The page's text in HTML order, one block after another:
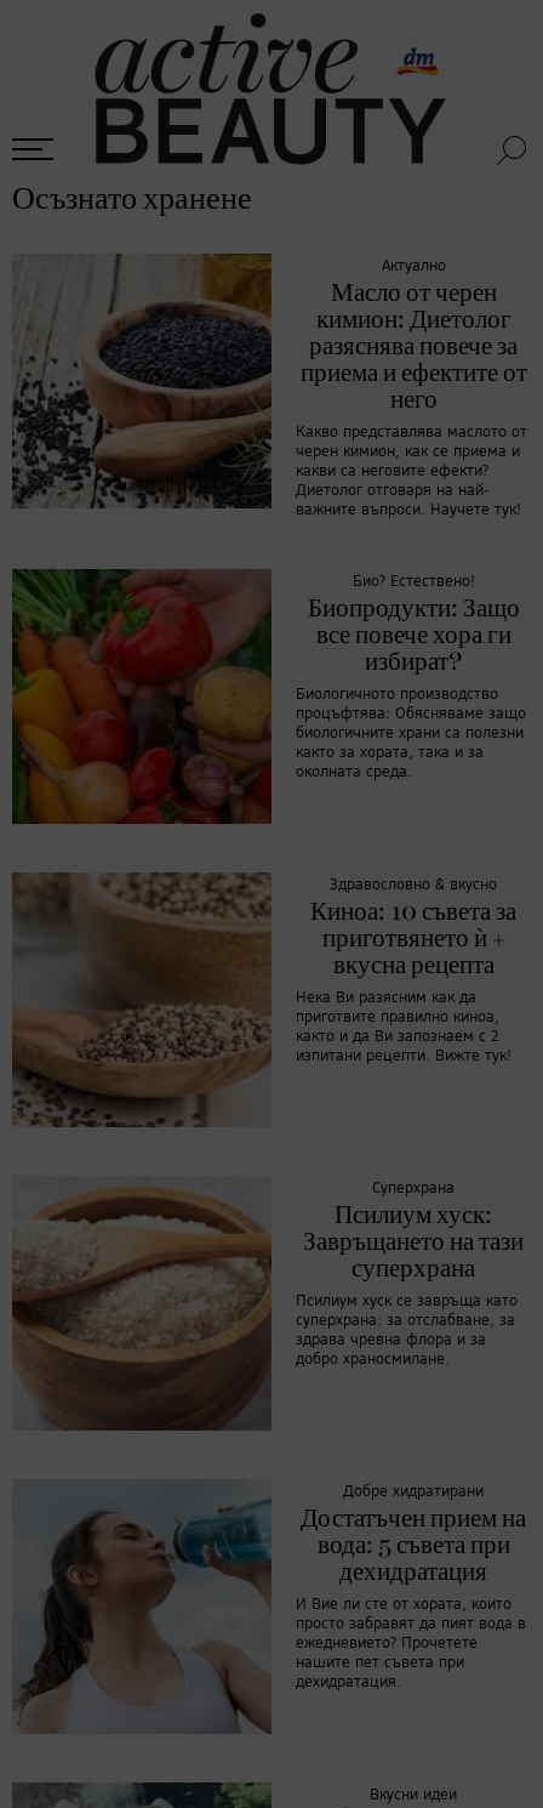
Осъзнато хранене
Актуално
Масло от черен
кимион: Диетолог
разяснява повече за
приема и ефектите от
него
Какво представлява маслото от
черен кимион, как се приема и
какви са неговите ефекти?
Диетолог отговаря на най-
важните въпроси. Научете тук!
Био? Естествено!
Биопродукти: Защо
все повече хора ги
избират?
Биологичното производство
процъфтява: Обясняваме защо
биологичните храни са полезни
както за хората, така и за
околната среда.
Здравословно & вкусно
Киноа: 10 съвета за
приготвянето ѝ +
вкусна рецепта
Нека Ви разясним как да
приготвите правилно киноа,
както и да Ви запознаем с 2
изпитани рецепти. Вижте тук!
Суперхрана
Псилиум хуск:
Завръщането на тази
суперхрана
Псилиум хуск се завръща като
суперхрана: за отслабване, за
здрава чревна флора и за
добро храносмилане.
Добре хидратирани
Достатъчен прием на
вода: 5 съвета при
дехидратация
И Вие ли сте от хората, които
просто забравят да пият вода в
ежедневието? Прочетете
нашите пет съвета при
дехидратация.
Вкусни идеи